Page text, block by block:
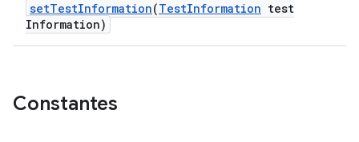
setTestInformation(TestInformation test
Information)
Constantes